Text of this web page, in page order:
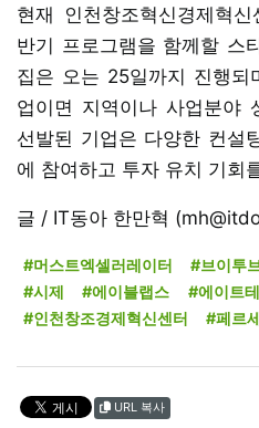
현재 인천창조혁신경제혁
반기 프로그램을 함께할 스
집은 오는 25일까지 진행되
업이면 지역이나 사업분야
선발된 기업은 다양한 컨설
에 참여하고 투자 유치 기회
글 / IT동아 한만혁
#머스트엑셀러레이터 #브이투
#시제
#에이블랩스 #에이트
#인천창조경제혁신센터
#페르
URL 복사